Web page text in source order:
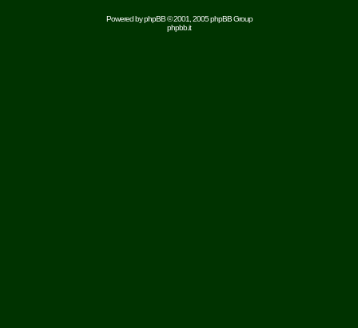
Powered byphpBB© 2001, 2005 phpBB Group
phpbb.it